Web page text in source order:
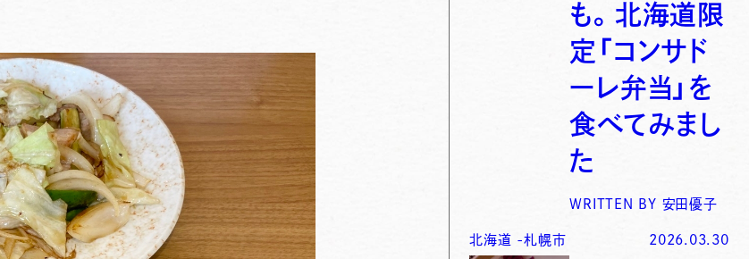
も。北海道限
定「コンサド
ーレ弁当」を
食べてみまし
た
WRITTEN BY 安田優子
北海道 -札幌市 2026.03.30